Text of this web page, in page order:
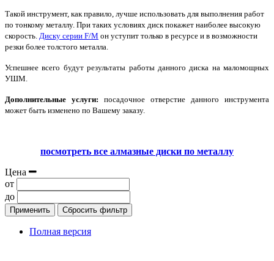
Такой инструмент, как правило, лучше использовать для выполнения работ
по тонкому металлу. При таких условиях диск покажет наиболее высокую
скорость. Диску серии F/M он уступит только в ресурсе и в возможности
резки более толстого металла.
Успешнее всего будут результаты работы данного диска на маломощных
УШМ.
Дополнительные услуги: посадочное отверстие данного инструмента
может быть изменено по Вашему заказу.
посмотреть все алмазные диски по металлу
Цена
от
до
Применить Сбросить фильтр
Полная версия